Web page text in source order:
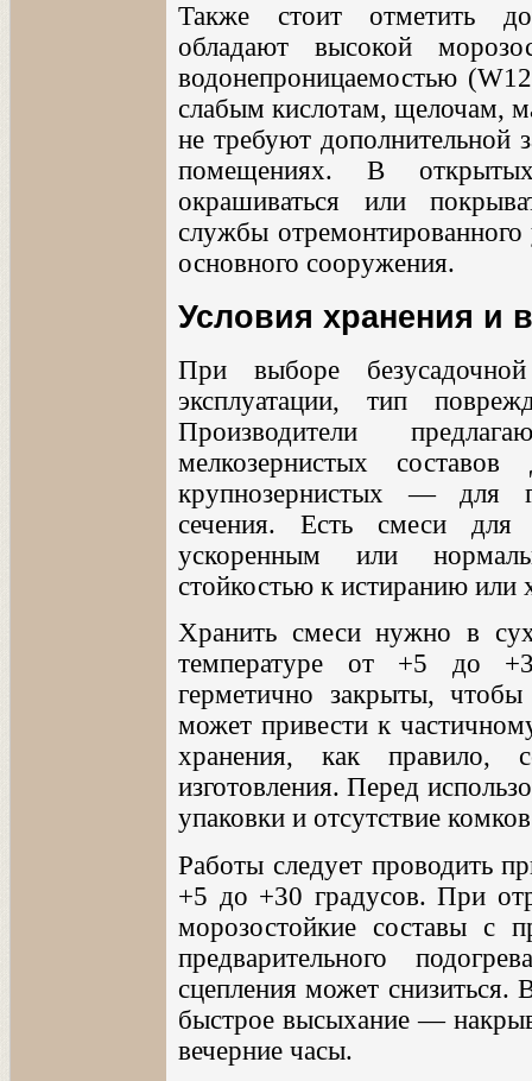
Также стоит отметить
обладают высокой
водонепроницаемостью
слабым кислотам, щелочам,
не требуют дополнительной
помещениях. В
окрашиваться или
службы
основного сооружения.
Условия хранения и
При выборе
эксплуатации, тип
Производители
мелкозернистых
крупнозернистых — для
сечения. Есть смеси
ускоренным или
стойкостью к истиранию или
Хранить смеси нужно в
температуре от +5 до
герметично закрыты,
может привести к
хранения, как правило,
изготовления. Перед
упаковки и отсутствие
Работы следует проводить
+5 до +30 градусов. При
морозостойкие составы с
предварительного
сцепления может
быстрое высыхание —
вечерние часы.